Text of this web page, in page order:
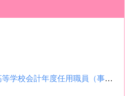
■群馬県立前橋女子高等学校会計年度任用職員（事務補助職）の募集...